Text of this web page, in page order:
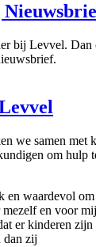
bij Levvel. Dan
we samen met
om hulp
en waardevol
en voor
er kinderen zijn
dan zij